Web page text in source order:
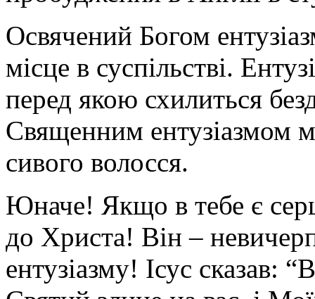
Освячений Богом
місце в суспільстві.
перед якою схилиться
Священним ентузіазмом
сивого волосся.
Юначе! Якщо в тебе є
до Христа! Він –
ентузіазму! Ісус сказав: